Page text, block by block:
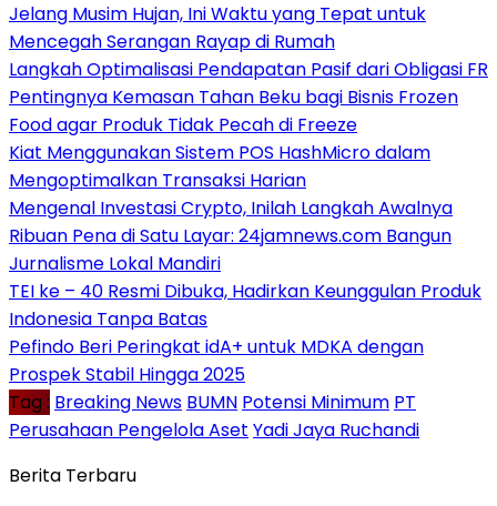
Jelang Musim Hujan, Ini Waktu yang Tepat untuk
Mencegah Serangan Rayap di Rumah
Langkah Optimalisasi Pendapatan Pasif dari Obligasi FR
Pentingnya Kemasan Tahan Beku bagi Bisnis Frozen
Food agar Produk Tidak Pecah di Freeze
Kiat Menggunakan Sistem POS HashMicro dalam
Mengoptimalkan Transaksi Harian
Mengenal Investasi Crypto, Inilah Langkah Awalnya
Ribuan Pena di Satu Layar: 24jamnews.com Bangun
Jurnalisme Lokal Mandiri
TEI ke – 40 Resmi Dibuka, Hadirkan Keunggulan Produk
Indonesia Tanpa Batas
Pefindo Beri Peringkat idA+ untuk MDKA dengan
Prospek Stabil Hingga 2025
Tag : Breaking News BUMN Potensi Minimum PT
Perusahaan Pengelola Aset Yadi Jaya Ruchandi
Berita Terbaru